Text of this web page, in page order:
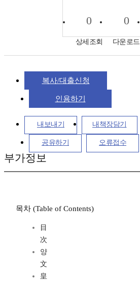
0
상세조회
0
다운로드
복사/대출신청
인용하기
내보내기 내책장담기
공유하기 오류접수
부가정보
목차 (Table of Contents)
目
次
양
文
皇